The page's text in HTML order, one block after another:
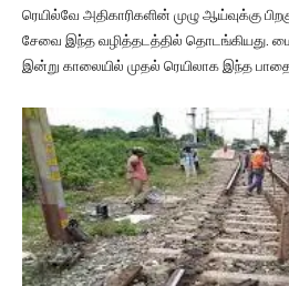
ரெயில்வே அதிகாரிகளின் முழு ஆய்வுக்கு
சேவை இந்த வழித்தடத்தில் தொடங்கியது.
இன்று காலையில் முதல் ரெயிலாக இந்த